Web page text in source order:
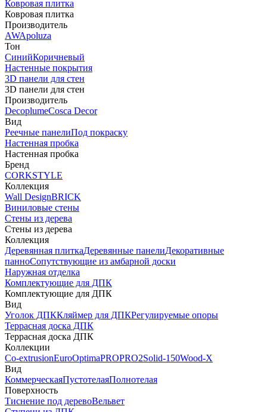
Ковровая плитка
Ковровая плитка
Производитель
AWApoluza
Тон
СинийКоричневый
Настенные покрытия
3D панели для стен
3D панели для стен
Производитель
DecoplumeCosca Decor
Вид
Реечные панелиПод покраску
Настенная пробка
Настенная пробка
Бренд
CORKSTYLE
Коллекция
Wall DesignBRICK
Виниловые стены
Стены из дерева
Стены из дерева
Коллекция
Деревянная плиткаДеревянные панелиДекоративные
панноСопутствующие из амбарной доски
Наружная отделка
Комплектующие для ДПК
Комплектующие для ДПК
Вид
Уголок ДПККляймер для ДПКРегулируемые опоры
Террасная доска ДПК
Террасная доска ДПК
Коллекции
Co-extrusionEuroOptimaPROPRO2Solid-150Wood-X
Вид
КоммерческаяПустотелаяПолнотелая
Поверхность
Тиснение под деревоВельвет